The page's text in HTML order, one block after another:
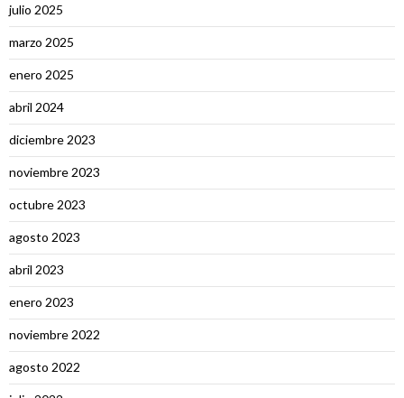
julio 2025
marzo 2025
enero 2025
abril 2024
diciembre 2023
noviembre 2023
octubre 2023
agosto 2023
abril 2023
enero 2023
noviembre 2022
agosto 2022